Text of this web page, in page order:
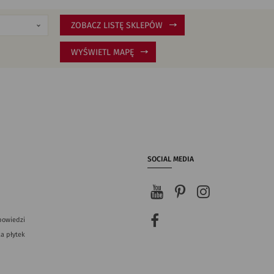
ZOBACZ LISTĘ SKLEPÓW
WYŚWIETL MAPĘ
płytek
SOCIAL MEDIA